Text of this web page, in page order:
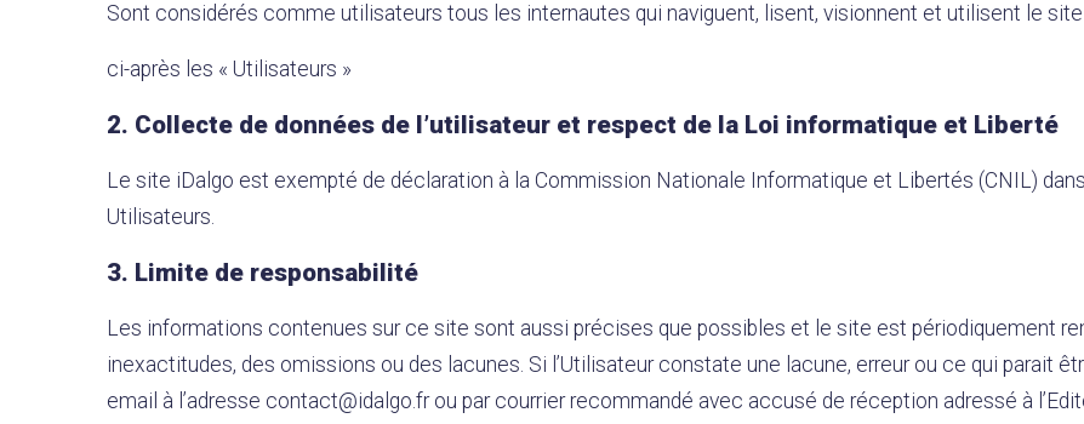
Sont considérés comme utilisateurs tous les internautes qui naviguent, lisent, visionnent et utilisent le site
ci-après les « Utilisateurs »
2. Collecte de données de l’utilisateur et respect de la Loi informatique et Liberté
Le site iDalgo est exempté de déclaration à la Commission Nationale Informatique et Libertés (CNIL)
Utilisateurs.
3. Limite de responsabilité
Les informations contenues sur ce site sont aussi précises que possibles et le site est périodiquement
inexactitudes, des omissions ou des lacunes. Si l’Utilisateur constate une lacune, erreur ou ce qui parait
email à l’adresse contact@idalgo.fr ou par courrier recommandé avec accusé de réception adressé à